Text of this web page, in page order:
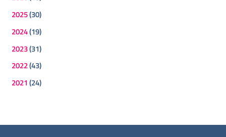
2025(30)
2024(19)
2023(31)
2022(43)
2021 (24)